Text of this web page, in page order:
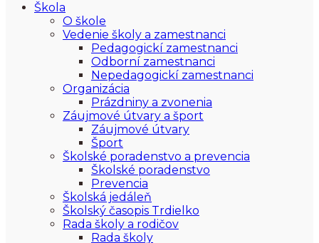
Škola
O škole
Vedenie školy a zamestnanci
Pedagogickí zamestnanci
Odborní zamestnanci
Nepedagogickí zamestnanci
Organizácia
Prázdniny a zvonenia
Záujmové útvary a šport
Záujmové útvary
Šport
Školské poradenstvo a prevencia
Školské poradenstvo
Prevencia
Školská jedáleň
Školský časopis Trdielko
Rada školy a rodičov
Rada školy